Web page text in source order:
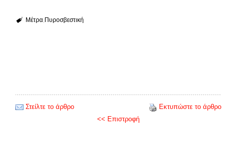
Μέτρα Πυροσβεστική
Στείλτε το άρθρο
Εκτυπώστε το άρθρο
<< Επιστροφή